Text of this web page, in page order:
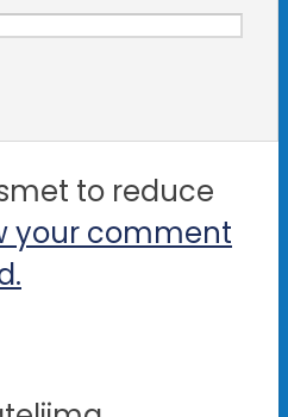
to reduce
your comment